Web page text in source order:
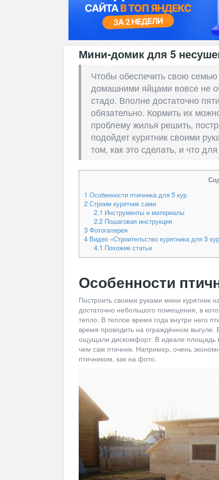
Мини-домик для 5
Чтобы обеспечить свою
домашними яйцами вовсе не
стадо. Вполне достаточно
обязательно. Кормить их
проблему жилья решить,
подойдет курятник своими
том, как это сделать, и что
1 Особенности птичника для 5 кур
2 Строим курятник сами
2.1 Инструменты и материалы
2.2Пошаговая инструкция
3 Фотогалерея
4 Видео «Строительство курятника для 5
4.1 Похожие статьи
Особенности
Построить своими руками мини курятник
достаточно небольшого помещения, в
тепло. В теплое время года внутри него
время проводить на ограждённом
ощущали дискомфорт. В идеале площадь
чем сам птичник. Например, очень
птичником, как на фото.